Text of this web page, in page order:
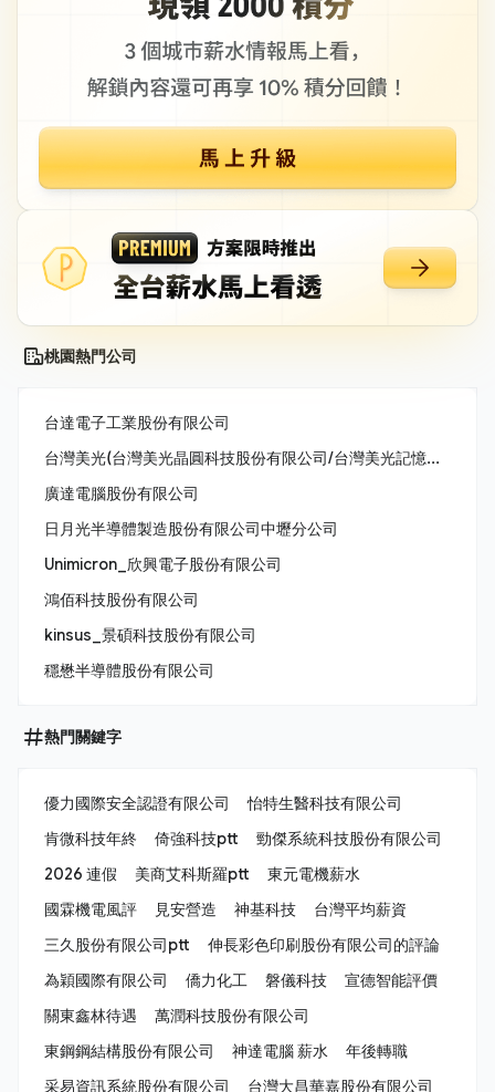
桃園熱門公司
台達電子工業股份有限公司
台灣美光(台灣美光晶圓科技股份有限公司/台灣美光記憶體股份有限公司/美商美光亞太科技股份有限公司)
廣達電腦股份有限公司
日月光半導體製造股份有限公司中壢分公司
Unimicron_欣興電子股份有限公司
鴻佰科技股份有限公司
kinsus_景碩科技股份有限公司
穩懋半導體股份有限公司
熱門關鍵字
優力國際安全認證有限公司
怡特生醫科技有限公司
肯微科技年終
倚強科技ptt
勁傑系統科技股份有限公司
2026 連假
美商艾科斯羅ptt
東元電機薪水
國霖機電風評
見安營造 神基科技
台灣平均薪資
三久股份有限公司ptt
伸長彩色印刷股份有限公司的評論
為穎國際有限公司
僑力化工 磐儀科技
宣德智能評價
關東鑫林待遇
萬潤科技股份有限公司
東鋼鋼結構股份有限公司
神達電腦 薪水
年後轉職
采易資訊系統股份有限公司
台灣大昌華嘉股份有限公司